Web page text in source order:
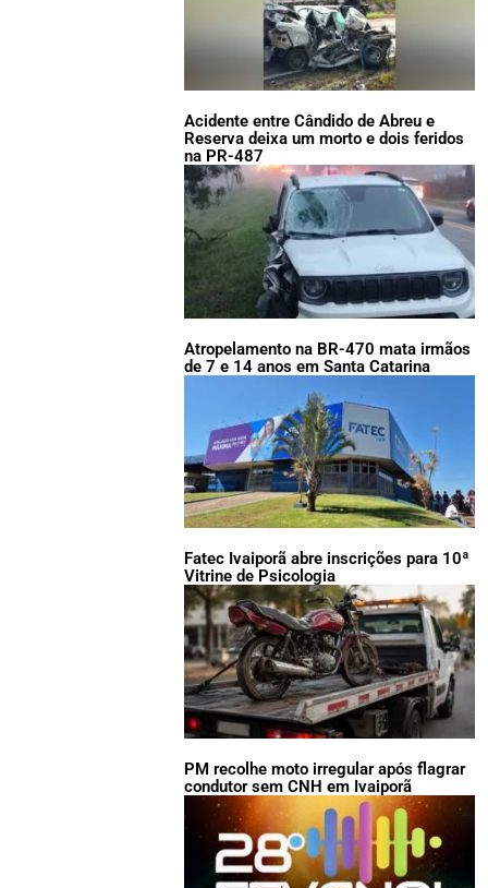
Acidente entre Cândido de Abreu e
Reserva deixa um morto e dois feridos
na PR-487
Atropelamento na BR-470 mata irmãos
de 7 e 14 anos em Santa Catarina
Fatec Ivaiporã abre inscrições para 10ª
Vitrine de Psicologia
PM recolhe moto irregular após flagrar
condutor sem CNH em Ivaiporã